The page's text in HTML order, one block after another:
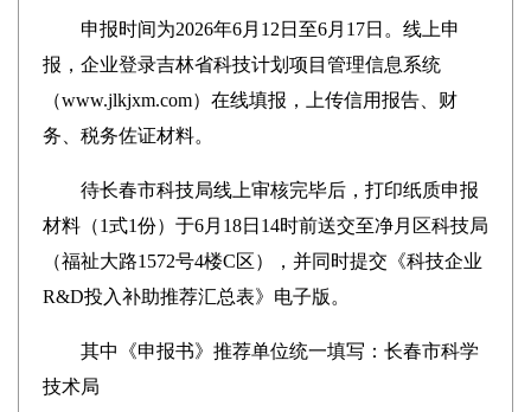
申报时间为2026年6月12日至6月17日。线上申
报，企业登录吉林省科技计划项目管理信息系统
（www.jlkjxm.com）在线填报，上传信用报告、财
务、税务佐证材料。
待长春市科技局线上审核完毕后，打印纸质申报
材料（1式1份）于6月18日14时前送交至净月区科技局
（福祉大路1572号4楼C区），并同时提交《科技企业
R&D投入补助推荐汇总表》电子版。
其中《申报书》推荐单位统一填写：长春市科学
技术局